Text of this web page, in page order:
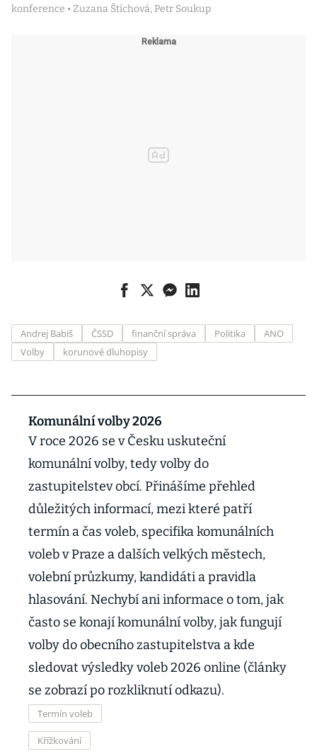
konference • Zuzana Štíchová, Petr Soukup
Andrej Babiš ČSSD finanční správa Politika
ANO
Volby
korunové dluhopisy
Komunální volby 2026
V roce 2026 se v Česku uskuteční
komunální volby, tedy volby do
zastupitelstev obcí. Přinášíme přehled
důležitých informací, mezi které patří
termín a čas voleb, specifika komunálních
voleb v Praze a dalších velkých městech,
volební průzkumy, kandidáti a pravidla
hlasování. Nechybí ani informace o tom, jak
často se konají komunální volby, jak fungují
volby do obecního zastupitelstva a kde
sledovat výsledky voleb 2026 online (články
se zobrazí po rozkliknutí odkazu).
Termín voleb
Křížkování